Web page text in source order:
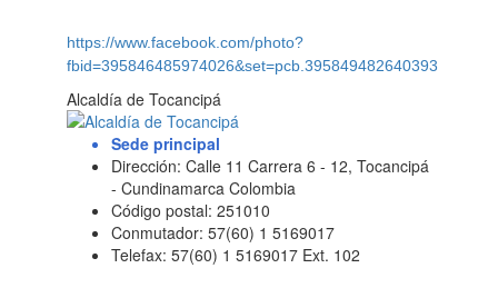
https://www.facebook.com/photo?
fbid=395846485974026&set=pcb.395849482640393
Alcaldía de Tocancipá
Sede principal
Dirección: Calle 11 Carrera 6 - 12, Tocancipá
- Cundinamarca Colombia
Código postal: 251010
Conmutador: 57(60) 1 5169017
Telefax: 57(60) 1 5169017 Ext. 102